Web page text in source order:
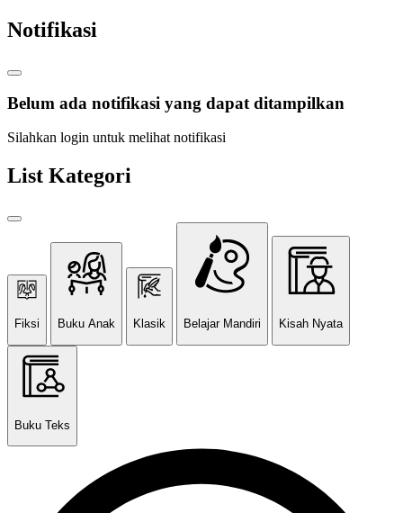
Notifikasi
Belum ada notifikasi yang dapat ditampilkan
Silahkan login untuk melihat notifikasi
List Kategori
Fiksi Buku Anak Klasik Belajar Mandiri Kisah Nyata
Buku Teks